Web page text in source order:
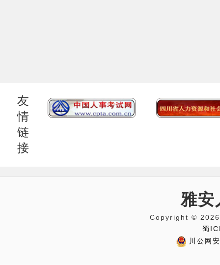
友
情
链
接
雅安
Copyright © 2026-
蜀
川公网